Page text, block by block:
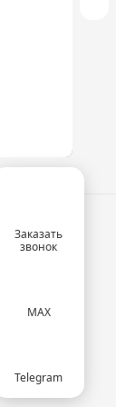
Заказать
звонок
MAX
Telegram